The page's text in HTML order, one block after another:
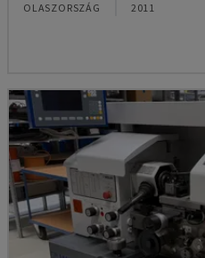
OLASZORSZÁG 2011